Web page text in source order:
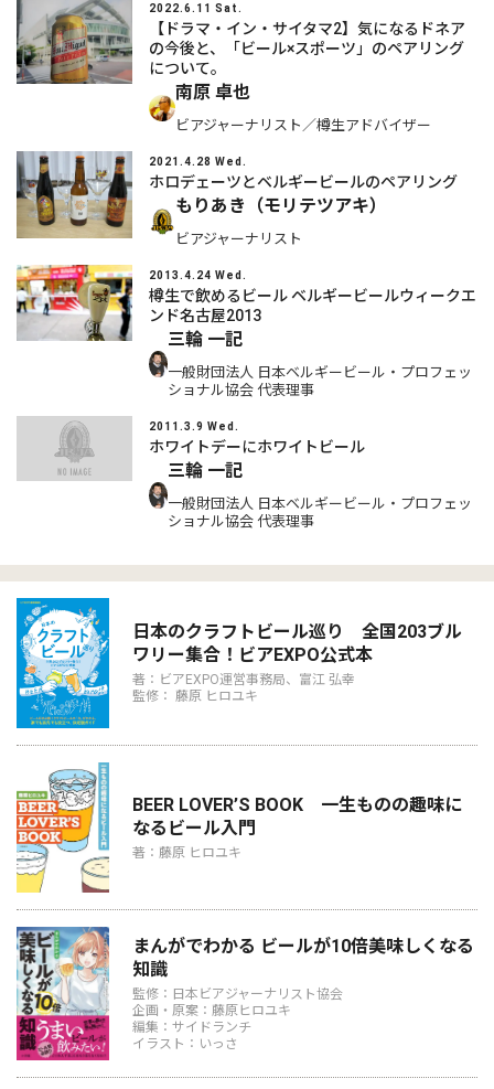
2022.6.11 Sat.
【ドラマ・イン・サイタマ2】気になるドネア
の今後と、「ビール×スポーツ」のペアリング
について。
南原 卓也
ビアジャーナリスト／樽生アドバイザー
2021.4.28 Wed.
ホロデェーツとベルギービールのペアリング
もりあき（モリテツアキ）
ビアジャーナリスト
2013.4.24 Wed.
樽生で飲めるビール ベルギービールウィークエ
ンド名古屋2013
三輪 一記
一般財団法人 日本ベルギービール・プロフェッ
ショナル協会 代表理事
2011.3.9 Wed.
ホワイトデーにホワイトビール
三輪 一記
一般財団法人 日本ベルギービール・プロフェッ
ショナル協会 代表理事
日本のクラフトビール巡り 全国203ブル
ワリー集合！ビアEXPO公式本
著：ビアEXPO運営事務局、富江 弘幸
監修： 藤原 ヒロユキ
BEER LOVER’S BOOK 一生ものの趣味に
なるビール入門
著：藤原 ヒロユキ
まんがでわかる ビールが10倍美味しくなる
知識
監修：日本ビアジャーナリスト協会
企画・原案：藤原ヒロユキ
編集：サイドランチ
イラスト：いっさ